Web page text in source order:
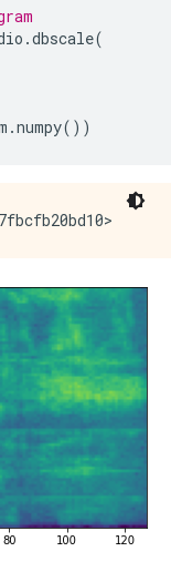
.dbscale(
.numpy())